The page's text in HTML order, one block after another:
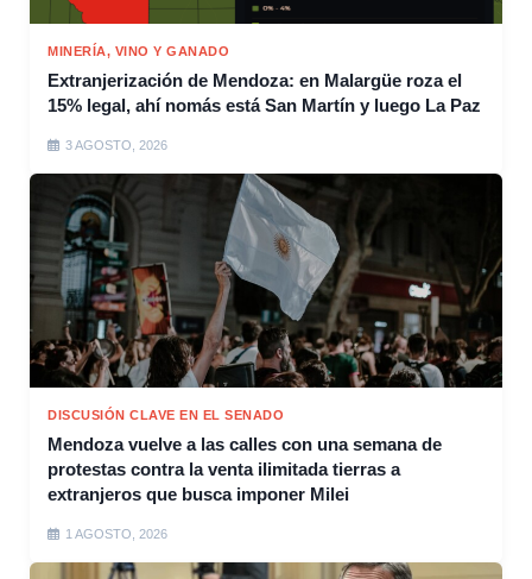
MINERÍA, VINO Y GANADO
Extranjerización de Mendoza: en Malargüe roza el
15% legal, ahí nomás está San Martín y luego La Paz
3 AGOSTO, 2026
DISCUSIÓN CLAVE EN EL SENADO
Mendoza vuelve a las calles con una semana de
protestas contra la venta ilimitada tierras a
extranjeros que busca imponer Milei
1 AGOSTO, 2026